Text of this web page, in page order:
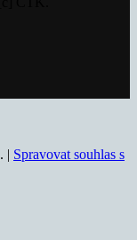
. | Spravovat souhlas s